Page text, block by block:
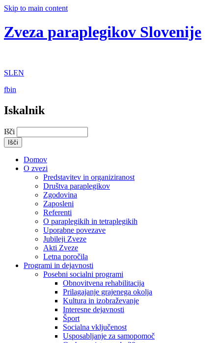
Skip to main content
Zveza paraplegikov Slovenije
SLEN
fbin
Iskalnik
Išči
Domov
O zvezi
Predstavitev in organiziranost
Društva paraplegikov
Zgodovina
Zaposleni
Referenti
O paraplegikih in tetraplegikih
Uporabne povezave
Jubileji Zveze
Akti Zveze
Letna poročila
Programi in dejavnosti
Posebni socialni programi
Obnovitvena rehabilitacija
Prilagajanje grajenega okolja
Kultura in izobraževanje
Interesne dejavnosti
Šport
Socialna vključenost
Usposabljanje za samopomoč